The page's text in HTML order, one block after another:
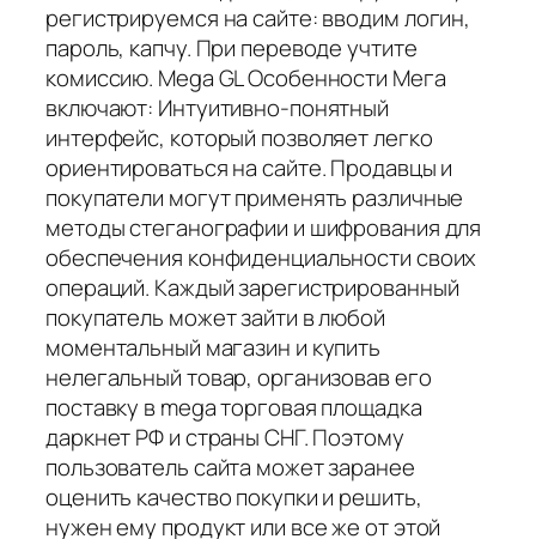
регистрируемся на сайте: вводим логин,
пароль, капчу. При переводе учтите
комиссию. Mega GL Особенности Мега
включают: Интуитивно-понятный
интерфейс, который позволяет легко
ориентироваться на сайте. Продавцы и
покупатели могут применять различные
методы стеганографии и шифрования для
обеспечения конфиденциальности своих
операций. Каждый зарегистрированный
покупатель может зайти в любой
моментальный магазин и купить
нелегальный товар, организовав его
поставку в mega торговая площадка
даркнет РФ и страны СНГ. Поэтому
пользователь сайта может заранее
оценить качество покупки и решить,
нужен ему продукт или все же от этой